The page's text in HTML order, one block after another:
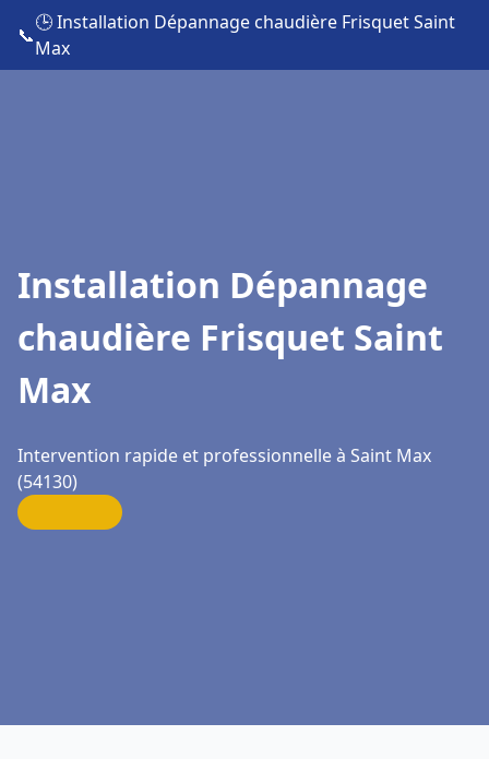
📞
🕒 Installation Dépannage chaudière Frisquet Saint
Max
Installation Dépannage
chaudière Frisquet Saint
Max
Intervention rapide et professionnelle à Saint Max
(54130)